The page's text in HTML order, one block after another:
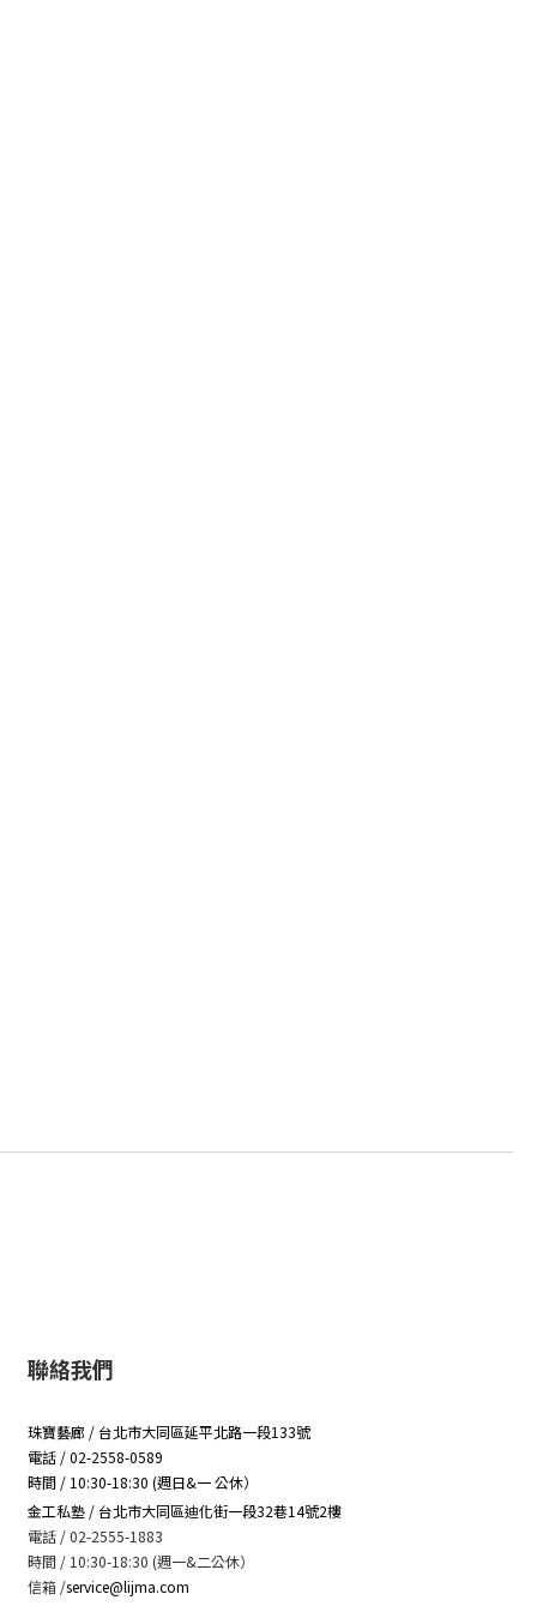
聯絡我們
珠寶藝廊 / 台北市大同區延平北路一段133號
電話 / 02-2558-0589
時間 / 10:30-18:30 (週日&一 公休）
金工私塾 / 台北市大同區迪化街一段32巷14號2樓
電話 / 02-2555-1883
時間 / 10:30-18:30 (週一&二公休）
信箱/service@lijma.com